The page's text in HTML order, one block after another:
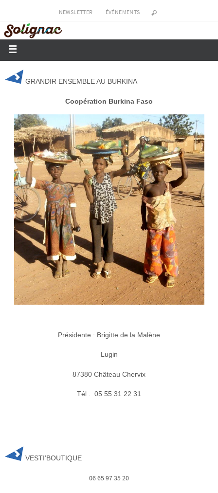
NEWSLETTER ÉVÉNEMENTS
GRANDIR ENSEMBLE AU BURKINA
Coopération Burkina Faso
Présidente : Brigitte de la Malène
Lugin
87380 Château Chervix
Tél : 05 55 31 22 31
VESTI’BOUTIQUE
06 65 97 35 20